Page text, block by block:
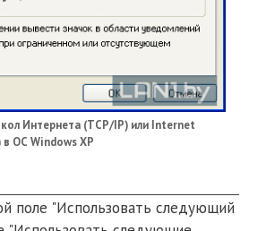
Интернета (TCP/IP) или Internet
ОС Windows XP
поле "Использовать следующий